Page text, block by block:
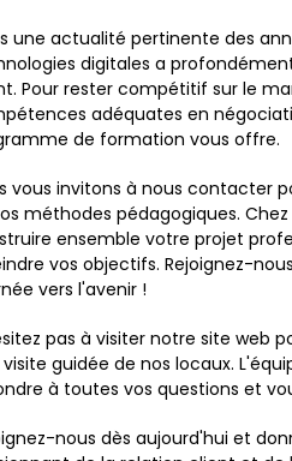
une actualité pertinente des
digitales a
Pour rester compétitif sur le
adéquates en
de formation vous offre.
vous invitons à nous contacter
méthodes pédagogiques.
ensemble votre projet
vos objectifs. Rejoignez-
vers l'avenir !
pas à visiter notre site web
guidée de nos locaux.
à toutes vos questions et
nous dès aujourd'hui et